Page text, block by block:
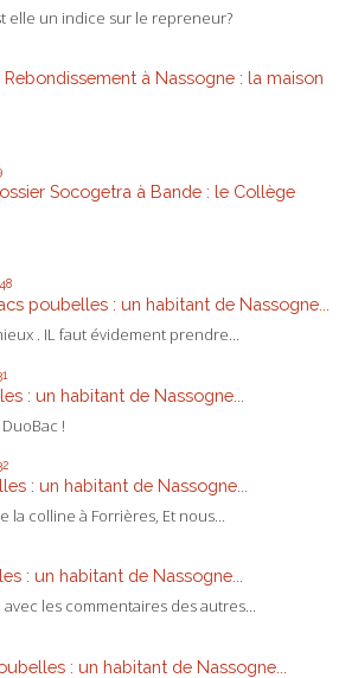
elle un indice sur le repreneur?
Rebondissement à Nassogne : la maison
Socogetra à Bande : le Collège
poubelles : un habitant de Nassogne...
. IL faut évidement prendre...
: un habitant de Nassogne...
!
: un habitant de Nassogne...
la colline à Forrières, Et nous...
: un habitant de Nassogne...
les commentaires des autres...
: un habitant de Nassogne...